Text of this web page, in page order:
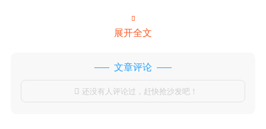

展开全文
文章评论
 还没有人评论过，赶快抢沙发吧！